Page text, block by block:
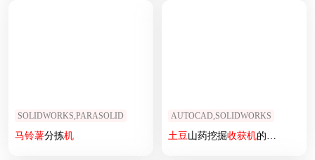
SOLIDWORKS,PARASOLID
马铃薯分拣机
AUTOCAD,SOLIDWORKS
土豆山药挖掘收获机的设计【含三维SolidWorks+CAD图+文档】